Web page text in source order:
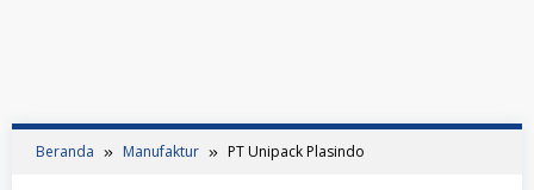
Beranda Manufaktur PT Unipack Plasindo